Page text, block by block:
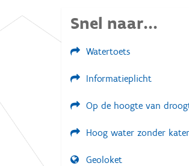
Snel naar...
Watertoets
Informatieplicht
Op de hoogte van
Hoog water zonder kater
Geoloket